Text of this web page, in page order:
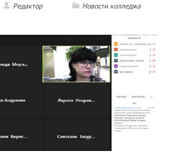
Редактор Новости колледжа